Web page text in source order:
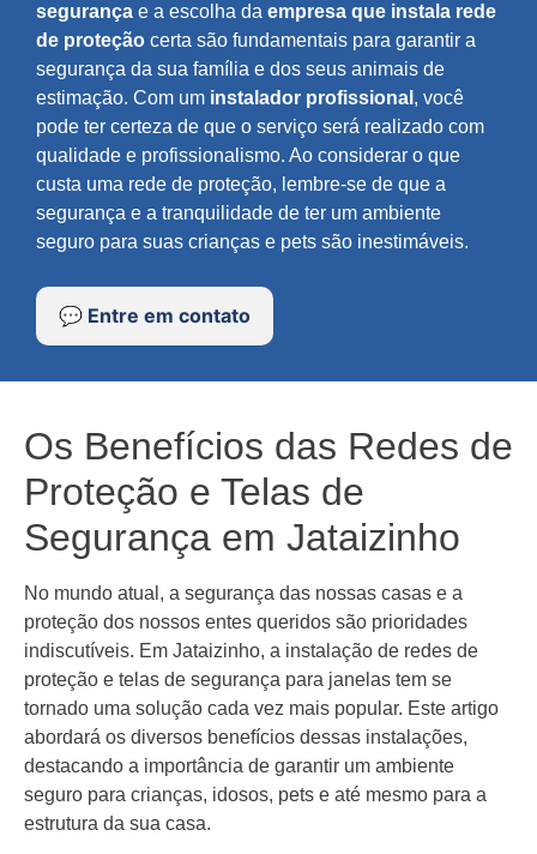
segurança e a escolha da empresa que instala rede
de proteção certa são fundamentais para garantir a
segurança da sua família e dos seus animais de
estimação. Com um instalador profissional , você
pode ter certeza de que o serviço será realizado com
qualidade e profissionalismo. Ao considerar o que
custa uma rede de proteção, lembre-se de que a
segurança e a tranquilidade de ter um ambiente
seguro para suas crianças e pets são inestimáveis.
💬 Entre em contato
Os Benefícios das Redes de
Proteção e Telas de
Segurança em Jataizinho
No mundo atual, a segurança das nossas casas e a
proteção dos nossos entes queridos são prioridades
indiscutíveis. Em Jataizinho, a instalação de redes de
proteção e telas de segurança para janelas tem se
tornado uma solução cada vez mais popular. Este artigo
abordará os diversos benefícios dessas instalações,
destacando a importância de garantir um ambiente
seguro para crianças, idosos, pets e até mesmo para a
estrutura da sua casa.